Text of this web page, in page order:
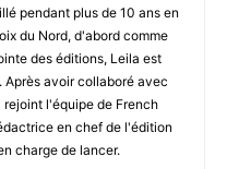
pendant plus de 10 ans en
du Nord, d'abord comme
des éditions, Leila est
Après avoir collaboré avec
l'équipe de French
en chef de l'édition
charge de lancer.